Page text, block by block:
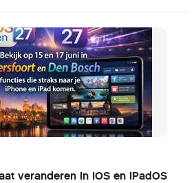
veranderen in iOS en iPadOS